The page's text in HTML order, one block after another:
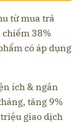
từ mua trả
chiếm 38%
có áp dụng
ích & ngân
tăng 9%
giao dịch